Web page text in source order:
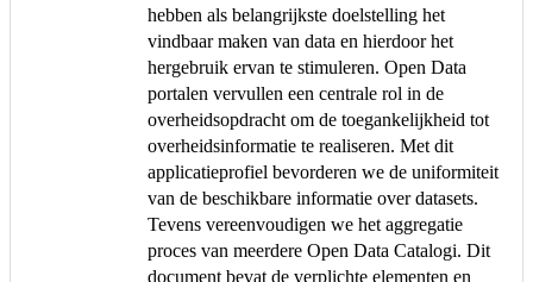
hebben als belangrijkste doelstelling het
vindbaar maken van data en hierdoor het
hergebruik ervan te stimuleren. Open Data
portalen vervullen een centrale rol in de
overheidsopdracht om de toegankelijkheid tot
overheidsinformatie te realiseren. Met dit
applicatieprofiel bevorderen we de uniformiteit
van de beschikbare informatie over datasets.
Tevens vereenvoudigen we het aggregatie
proces van meerdere Open Data Catalogi. Dit
document bevat de verplichte elementen en